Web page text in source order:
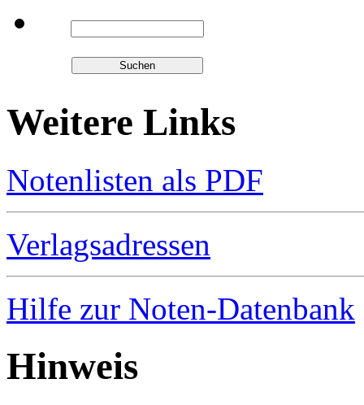
Weitere Links
Notenlisten als PDF
Verlagsadressen
Hilfe zur Noten-Datenbank
Hinweis